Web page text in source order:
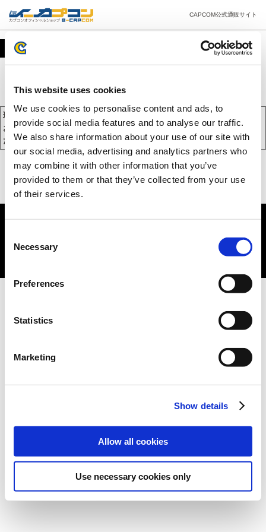
This website uses cookies
We use cookies to personalise content and ads, to
provide social media features and to analyse our traffic.
We also share information about your use of our site with
our social media, advertising and analytics partners who
may combine it with other information that you’ve
provided to them or that they’ve collected from your use
of their services.
Selection
Necessary
Preferences
Statistics
Marketing
Show details
Allow all cookies
Use necessary cookies only
CAPCOM公式通販サイト
カート
現在、カートには商品が入っておりません。
お買い物を続けるには下の 「お買い物を続ける」 をクリックしてく
ださい。